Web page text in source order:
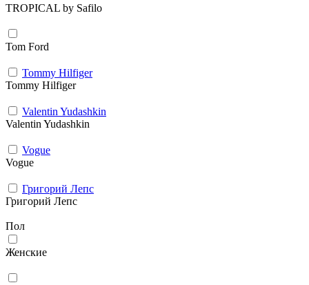
TROPICAL by Safilo
Tom Ford
Tommy Hilfiger
Tommy Hilfiger
Valentin Yudashkin
Valentin Yudashkin
Vogue
Vogue
Григорий Лепс
Григорий Лепс
Пол
Женские